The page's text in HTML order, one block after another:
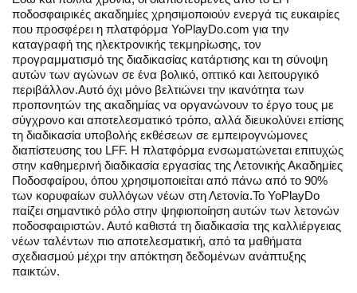
ποδοσφαιρικές ακαδημίες χρησιμοποιούν ενεργά τις ευκαιρίες
που προσφέρει η πλατφόρμα YoPlayDo.com για την
καταγραφή της ηλεκτρονικής τεκμηρίωσης, τον
προγραμματισμό της διαδικασίας κατάρτισης και τη σύνοψη
αυτών των αγώνων σε ένα βολικό, οπτικό και λειτουργικό
περιβάλλον.Αυτό όχι μόνο βελτιώνει την ικανότητα των
προπονητών της ακαδημίας να οργανώνουν το έργο τους με
σύγχρονο και αποτελεσματικό τρόπο, αλλά διευκολύνει επίσης
τη διαδικασία υποβολής εκθέσεων σε εμπειρογνώμονες
διαπίστευσης του LFF. Η πλατφόρμα ενσωματώνεται επιτυχώς
στην καθημερινή διαδικασία εργασίας της Λετονικής Ακαδημίες
Ποδοσφαίρου, όπου χρησιμοποιείται από πάνω από το 90%
των κορυφαίων συλλόγων νέων στη Λετονία.Το YoPlayDo
παίζει σημαντικό ρόλο στην ψηφιοποίηση αυτών των λετονών
ποδοσφαιριστών. Αυτό καθιστά τη διαδικασία της καλλιέργειας
νέων ταλέντων πιο αποτελεσματική, από τα μαθήματα
σχεδιασμού μέχρι την απόκτηση δεδομένων ανάπτυξης
παικτών.